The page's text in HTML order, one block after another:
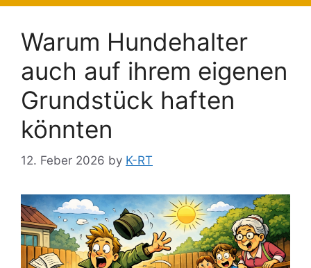
Warum Hundehalter
auch auf ihrem eigenen
Grundstück haften
könnten
12. Feber 2026 by K-RT